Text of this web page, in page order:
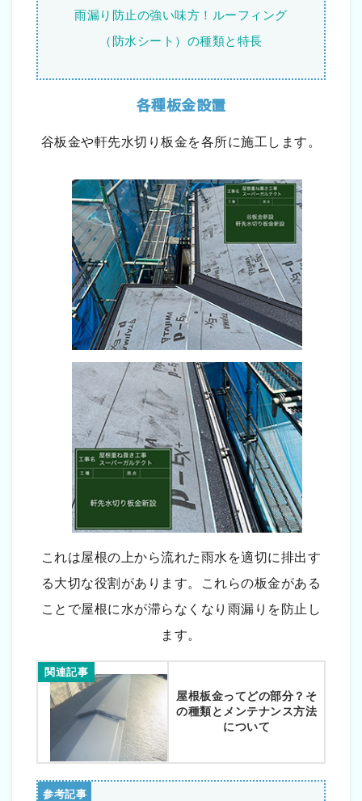
雨漏り防止の強い味方！ルーフィング
（防水シート）の種類と特長
各種板金設置
谷板金や軒先水切り板金を各所に施工します。
これは屋根の上から流れた雨水を適切に排出す
る大切な役割があります。これらの板金がある
ことで屋根に水が滞らなくなり雨漏りを防止し
ます。
関連記事
屋根板金ってどの部分？そ
の種類とメンテナンス方法
について